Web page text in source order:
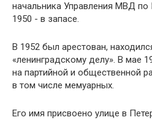
начальника Управления МВД по
1950 - в запасе.
В 1952 был арестован,
«ленинградскому делу». В мае
на партийной и общественной
в том числе мемуарных.
Его имя присвоено улице в